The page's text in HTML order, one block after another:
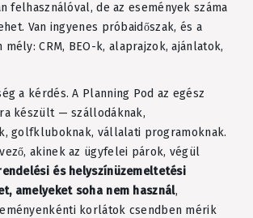
felhasználóval, de az események száma
Van ingyenes próbaidőszak, és a
mély: CRM, BEO-k, alaprajzok, ajánlatok,
a kérdés. A Planning Pod az egész
készült — szállodáknak,
golfkluboknak, vállalati programoknak.
akinek az ügyfelei párok, végül
és helyszínüzemeltetési
amelyeket soha nem használ,
korlátok csendben mérik